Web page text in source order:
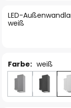
LED-
weiß
Farbe: weiß